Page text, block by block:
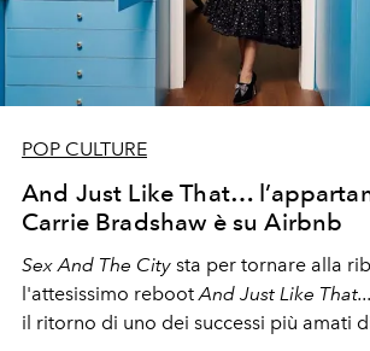
POP CULTURE
And Just Like That…
Carrie Bradshaw è su Airbnb
Sex And The City sta per tornare alla
l'attesissimo reboot And Just Like That...
il ritorno di uno dei successi più amati